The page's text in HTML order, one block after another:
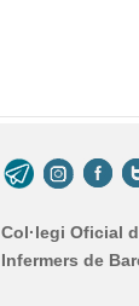
Col·legi Oficial
Infermers de